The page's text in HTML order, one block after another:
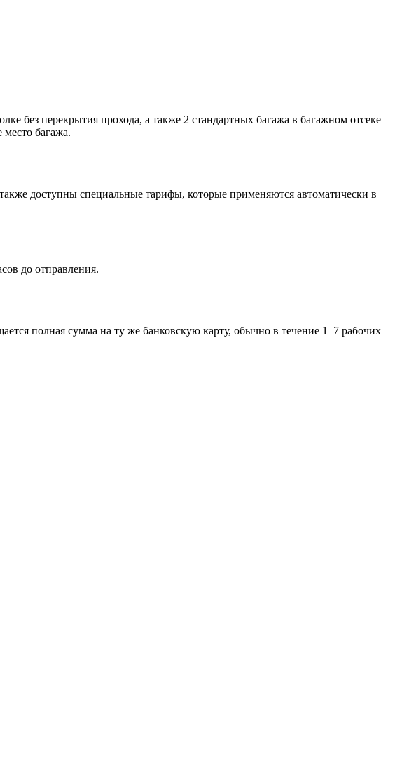
без перекрытия прохода, а также 2 стандартных багажа в багажном отсеке
багажа.
доступны специальные тарифы, которые применяются автоматически в
до отправления.
полная сумма на ту же банковскую карту, обычно в течение 1–7 рабочих